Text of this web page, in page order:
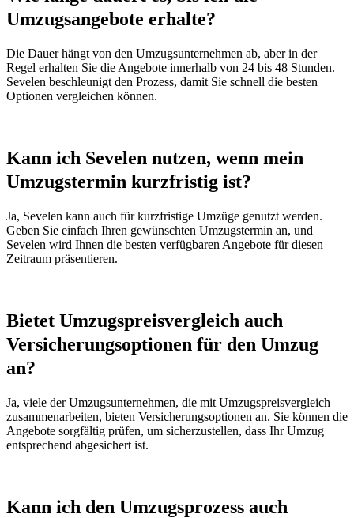
Umzugsangebote erhalte?
Die Dauer hängt von den Umzugsunternehmen ab, aber in der
Regel erhalten Sie die Angebote innerhalb von 24 bis 48 Stunden.
Sevelen beschleunigt den Prozess, damit Sie schnell die besten
Optionen vergleichen können.
Kann ich Sevelen nutzen, wenn mein
Umzugstermin kurzfristig ist?
Ja, Sevelen kann auch für kurzfristige Umzüge genutzt werden.
Geben Sie einfach Ihren gewünschten Umzugstermin an, und
Sevelen wird Ihnen die besten verfügbaren Angebote für diesen
Zeitraum präsentieren.
Bietet Umzugspreisvergleich auch
Versicherungsoptionen für den Umzug
an?
Ja, viele der Umzugsunternehmen, die mit Umzugspreisvergleich
zusammenarbeiten, bieten Versicherungsoptionen an. Sie können die
Angebote sorgfältig prüfen, um sicherzustellen, dass Ihr Umzug
entsprechend abgesichert ist.
Kann ich den Umzugsprozess auch